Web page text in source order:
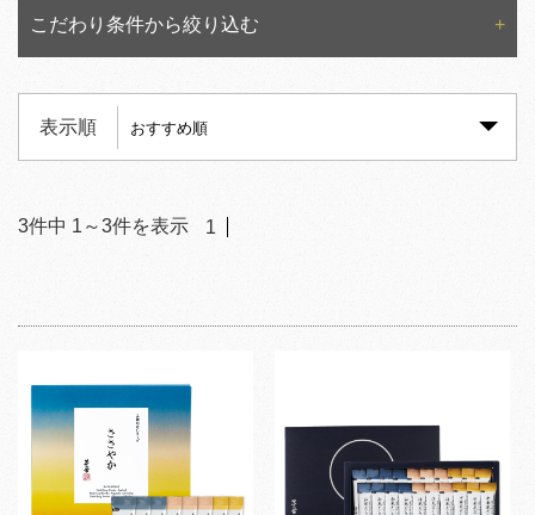
こだわり条件から絞り込む
表示順
3件中 1 ～3件を表示 1